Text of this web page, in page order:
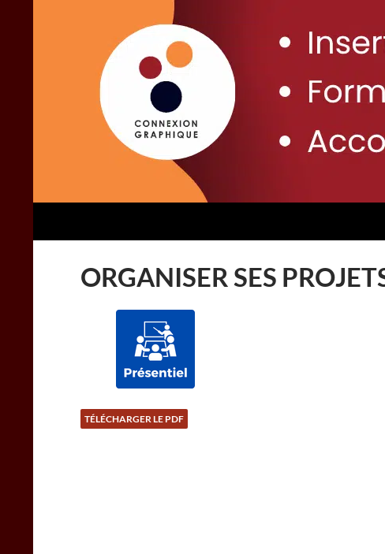
ORGANISER SES
TÉLÉCHARGER LE PDF